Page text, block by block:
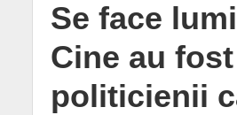
Se face
Cine au fost
politicienii